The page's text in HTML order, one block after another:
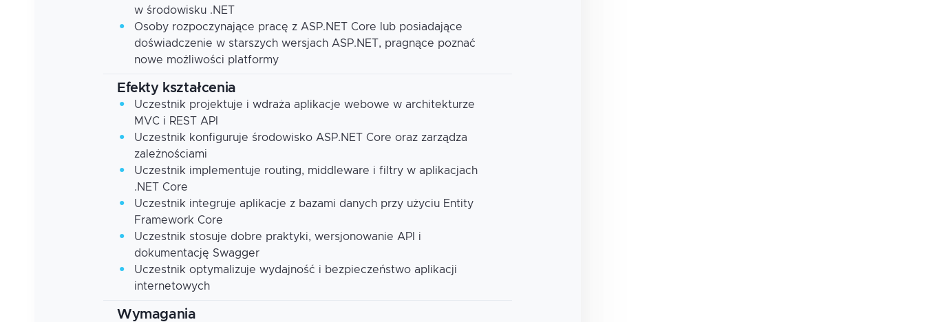
w środowisku .NET
Osoby rozpoczynające pracę z ASP.NET Core lub posiadające
doświadczenie w starszych wersjach ASP.NET, pragnące poznać
nowe możliwości platformy
Efekty kształcenia
Uczestnik projektuje i wdraża aplikacje webowe w architekturze
MVC i REST API
Uczestnik konfiguruje środowisko ASP.NET Core oraz zarządza
zależnościami
Uczestnik implementuje routing, middleware i filtry w aplikacjach
.NET Core
Uczestnik integruje aplikacje z bazami danych przy użyciu Entity
Framework Core
Uczestnik stosuje dobre praktyki, wersjonowanie API i
dokumentację Swagger
Uczestnik optymalizuje wydajność i bezpieczeństwo aplikacji
internetowych
Wymagania